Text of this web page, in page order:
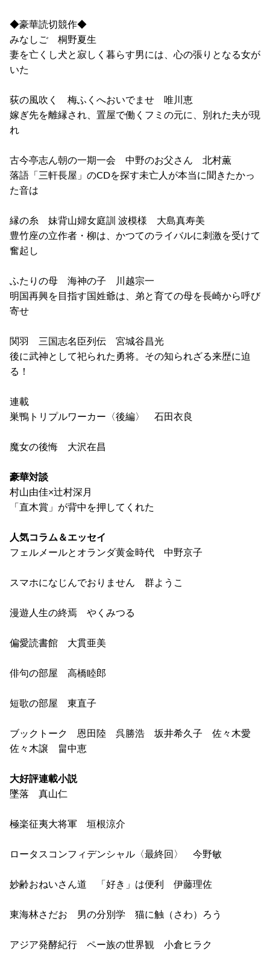
◆豪華読切競作◆
みなしご 桐野夏生
妻を亡くし犬と寂しく暮らす男には、心の張りとなる女が
いた
荻の風吹く 梅ふくへおいでませ 唯川恵
嫁ぎ先を離縁され、置屋で働くフミの元に、別れた夫が現
れ
古今亭志ん朝の一期一会 中野のお父さん 北村薫
落語「三軒長屋」のCDを探す未亡人が本当に聞きたかっ
た音は
縁の糸 妹背山婦女庭訓 波模様 大島真寿美
豊竹座の立作者・柳は、かつてのライバルに刺激を受けて
奮起し
ふたりの母 海神の子 川越宗一
明国再興を目指す国姓爺は、弟と育ての母を長崎から呼び
寄せ
関羽 三国志名臣列伝 宮城谷昌光
後に武神として祀られた勇将。その知られざる来歴に迫
る！
連載
巣鴨トリプルワーカー〈後編〉 石田衣良
魔女の後悔 大沢在昌
豪華対談
村山由佳×辻村深月
「直木賞」が背中を押してくれた
人気コラム＆エッセイ
フェルメールとオランダ黄金時代 中野京子
スマホになじんでおりません 群ようこ
漫遊人生の終焉 やくみつる
偏愛読書館 大貫亜美
俳句の部屋 高橋睦郎
短歌の部屋 東直子
ブックトーク 恩田陸 呉勝浩 坂井希久子 佐々木愛
佐々木譲 畠中恵
大好評連載小説
墜落 真山仁
極楽征夷大将軍 垣根涼介
ロータスコンフィデンシャル〈最終回〉 今野敏
妙齢おねいさん道 「好き」は便利 伊藤理佐
東海林さだお 男の分別学 猫に触（さわ）ろう
アジア発酵紀行 ペー族の世界観 小倉ヒラク